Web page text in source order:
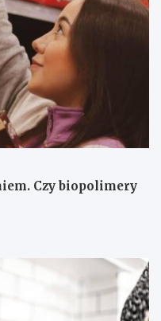
Czy biopolimery